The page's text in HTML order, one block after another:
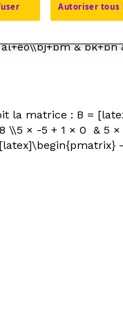
est le
& g\\d &
& bk+bn
la matrice : B =
× -5 + 1 × 0 & 5
Autoriser tous